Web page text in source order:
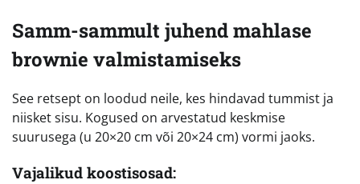
Samm-sammult juhend mahlase
brownie valmistamiseks
See retsept on loodud neile, kes hindavad tummist ja
niisket sisu. Kogused on arvestatud keskmise
suurusega (u 20×20 cm või 20×24 cm) vormi jaoks.
Vajalikud koostisosad: